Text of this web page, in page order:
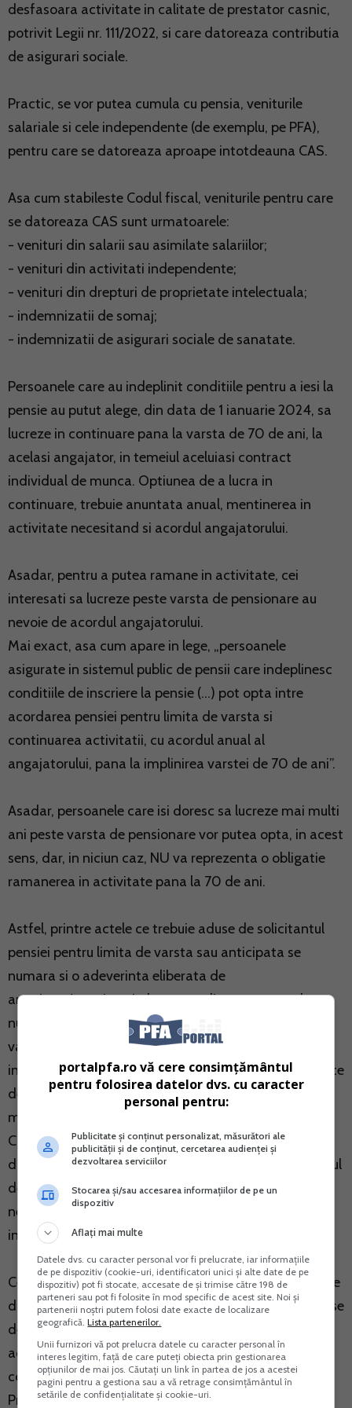
desfasoara activitate in calitate de prestator casnic,
potrivit Legii nr. 111/2022, si care datoreaza contributia
de asigurari sociale.
Practic, se vor putea cumula cu pensia, veniturile
salariale si cele independente (de exemplu, pe PFA),
pentru care se datoreaza aproape intotdeauna CAS.
Asa cum stabileste Codul fiscal, veniturile pentru care
se datoreaza CAS sunt urmatoarele:
- venituri din salarii sau asimilate salariilor;
- venituri din activitati independente;
- venituri din drepturi de proprietate intelectuala;
- indemnizatii de somaj;
- indemnizatii de asigurari sociale de sanatate.
Persoanele care au indeplinit conditiile pentru a iesi la
pensie au putut alege, din data de 1 ianuarie 2024, sa
lucreze in continuare pana la varsta de 70 de ani, la
acelasi angajator, in temeiul aceluiasi contract
individual de munca. Optiunea de a lucra in
continuare, trebuie anuntata anual, mentinerea in
activitate necesitand si acordul angajatorului.
Asadar, pentru a putea ramane in activitate, cei
interesati sa lucreze peste varsta de pensionare au
nevoie de acordul angajatorului.
Mai exact, asa cum apare in lege, „persoanele
asigurate in sistemul public de pensii care indeplinesc
conditiile de inscriere la pensie (...) pot opta intre
acordarea pensiei pentru limita de varsta si
continuarea activitatii, cu acordul anual al
angajatorului, pana la implinirea varstei de 70 de ani”.
Asadar, persoanele care isi doresc sa lucreze mai multi
ani peste varsta de pensionare vor putea opta, in acest
sens, dar, in niciun caz, NU va reprezenta o obligatie
ramanerea in activitate pana la 70 de ani.
Astfel, printre actele ce trebuie aduse de solicitantul
pensiei pentru limita de varsta sau anticipata se
numara si o adeverinta eliberata de
angajator/angajatori, dupa caz, din care sa rezulte ca
nu s-a dorit continuarea activitatii pana la implinirea
varstei de 70 de ani - o adeverinta care a fost ceruta
insa de casele de pensii si in ultimele doua luni. Departe
de a fi o declaratie de auto-limitare a dreptului la
munca, adeverinta arata o simpla optiune a partilor.
Cumulul pensiei cu salariul este permis in continuare,
dar este imposibil, conform Codului muncii, ca raportul
de munca sa continue dupa pensionare, fiind
necesara, daca se doreste continuarea activitatii,
incheierea unui nou contract.
Cererea de pensionare, impreuna cu actele prin care se
dovedeste indeplinirea conditiilor prevazute de lege, se
depune, in termen de 30 de zile de la data indeplinirii
acestor conditii, la casa teritoriala de pensii
competenta, in a carei raza domiciliaza titularul.
Probabil, cand ati depus cererea de pensionare, vi s-a
portalpfa.ro vă cere consimțământul
pentru folosirea datelor dvs. cu caracter
personal pentru:
Publicitate și conținut personalizat, măsurători ale
publicității și de conținut, cercetarea audienței și
dezvoltarea serviciilor
Stocarea și/sau accesarea informațiilor de pe un
dispozitiv
Aflați mai multe
Datele dvs. cu caracter personal vor fi prelucrate, iar informațiile
de pe dispozitiv (cookie-uri, identificatori unici și alte date de pe
dispozitiv) pot fi stocate, accesate de și trimise către 198 de
parteneri sau pot fi folosite în mod specific de acest site. Noi și
partenerii noștri putem folosi date exacte de localizare
geografică.Lista partenerilor.
Unii furnizori vă pot prelucra datele cu caracter personal în
interes legitim, față de care puteți obiecta prin gestionarea
opțiunilor de mai jos. Căutați un link în partea de jos a acestei
pagini pentru a gestiona sau a vă retrage consimțământul în
setările de confidențialitate și cookie-uri.